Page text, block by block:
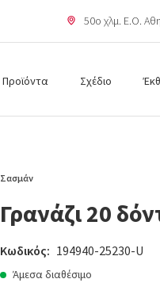
50o χλμ. Ε.Ο.
Προϊόντα Σχέδιο
Σασμάν
Γρανάζι 20
Κωδικός: 194940-25230-U
Άμεσα διαθέσιμο